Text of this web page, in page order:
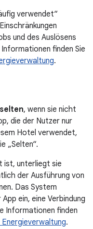
verwendet“
und des Auslösens
finden Sie
.
selten, wenn sie nicht
die der Nutzer nur
Hotel verwendet,
„Selten“.
ist, unterliegt sie
der Ausführung von
Das System
ein, eine Verbindung
Informationen finden
.